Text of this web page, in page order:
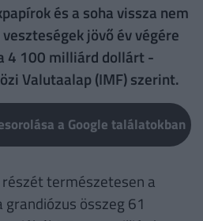
és a soha vissza nem
jövő év végére
4 100 milliárd dollárt -
Valutaalap (IMF) szerint.
a Google találatokban
természetesen a
grandiózus összeg 61